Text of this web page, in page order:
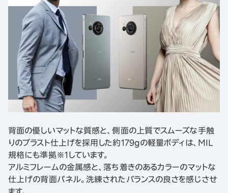
背面の優しいマットな質感と、側面の上質でスムーズな手触
りのブラスト仕上げを採用した約179gの軽量ボディは、MIL
規格にも準拠※1しています。
アルミフレームの金属感と、落ち着きのあるカラーのマットな
仕上げの背面パネル。洗練されたバランスの良さを感じさせ